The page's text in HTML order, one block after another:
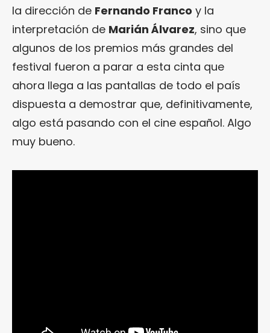
la dirección de Fernando Franco y la
interpretación de Marián Álvarez, sino que
algunos de los premios más grandes del
festival fueron a parar a esta cinta que
ahora llega a las pantallas de todo el país
dispuesta a demostrar que, definitivamente,
algo está pasando con el cine español. Algo
muy bueno.